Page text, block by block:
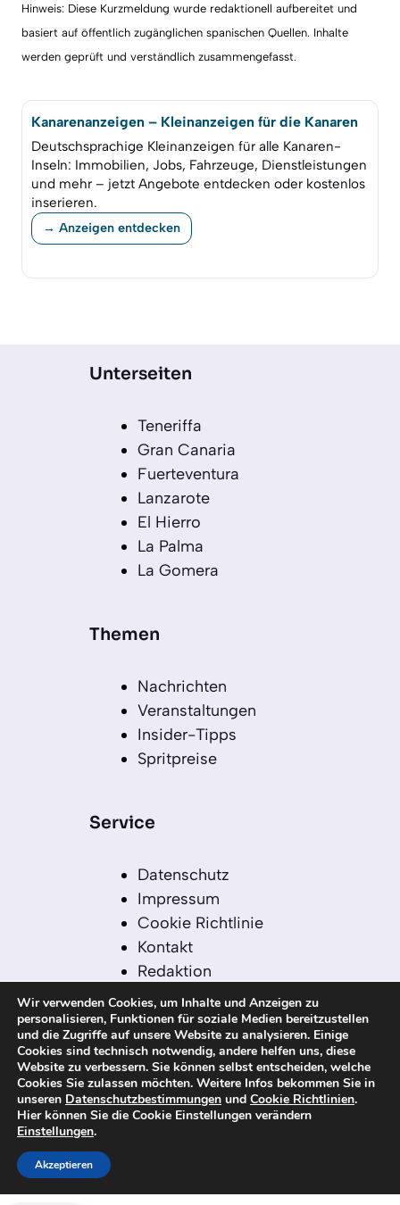
Hinweis: Diese Kurzmeldung wurde redaktionell aufbereitet und
basiert auf öffentlich zugänglichen spanischen Quellen. Inhalte
werden geprüft und verständlich zusammengefasst.
Kanarenanzeigen – Kleinanzeigen für die Kanaren
Deutschsprachige Kleinanzeigen für alle Kanaren-
Inseln: Immobilien, Jobs, Fahrzeuge, Dienstleistungen
und mehr – jetzt Angebote entdecken oder kostenlos
inserieren.
→ Anzeigen entdecken
Unterseiten
Teneriffa
Gran Canaria
Fuerteventura
Lanzarote
El Hierro
La Palma
La Gomera
Themen
Nachrichten
Veranstaltungen
Insider-Tipps
Spritpreise
Service
Datenschutz
Impressum
Cookie Richtlinie
Kontakt
Redaktion
Redaktionelle Leitlinien
Sitemap
Einsatz von KI in der
Redaktion
© 2026 kanaren-nachrichten.com – Alle
Rechte vorbehalten
Wir verwenden Cookies, um Inhalte und Anzeigen zu
personalisieren, Funktionen für soziale Medien bereitzustellen
und die Zugriffe auf unsere Website zu analysieren. Einige
Cookies sind technisch notwendig, andere helfen uns, diese
Website zu verbessern. Sie können selbst entscheiden, welche
Cookies Sie zulassen möchten. Weitere Infos bekommen Sie in
unseren Datenschutzbestimmungen und Cookie Richtlinien.
Hier können Sie die Cookie Einstellungen verändern
Einstellungen.
Akzeptieren